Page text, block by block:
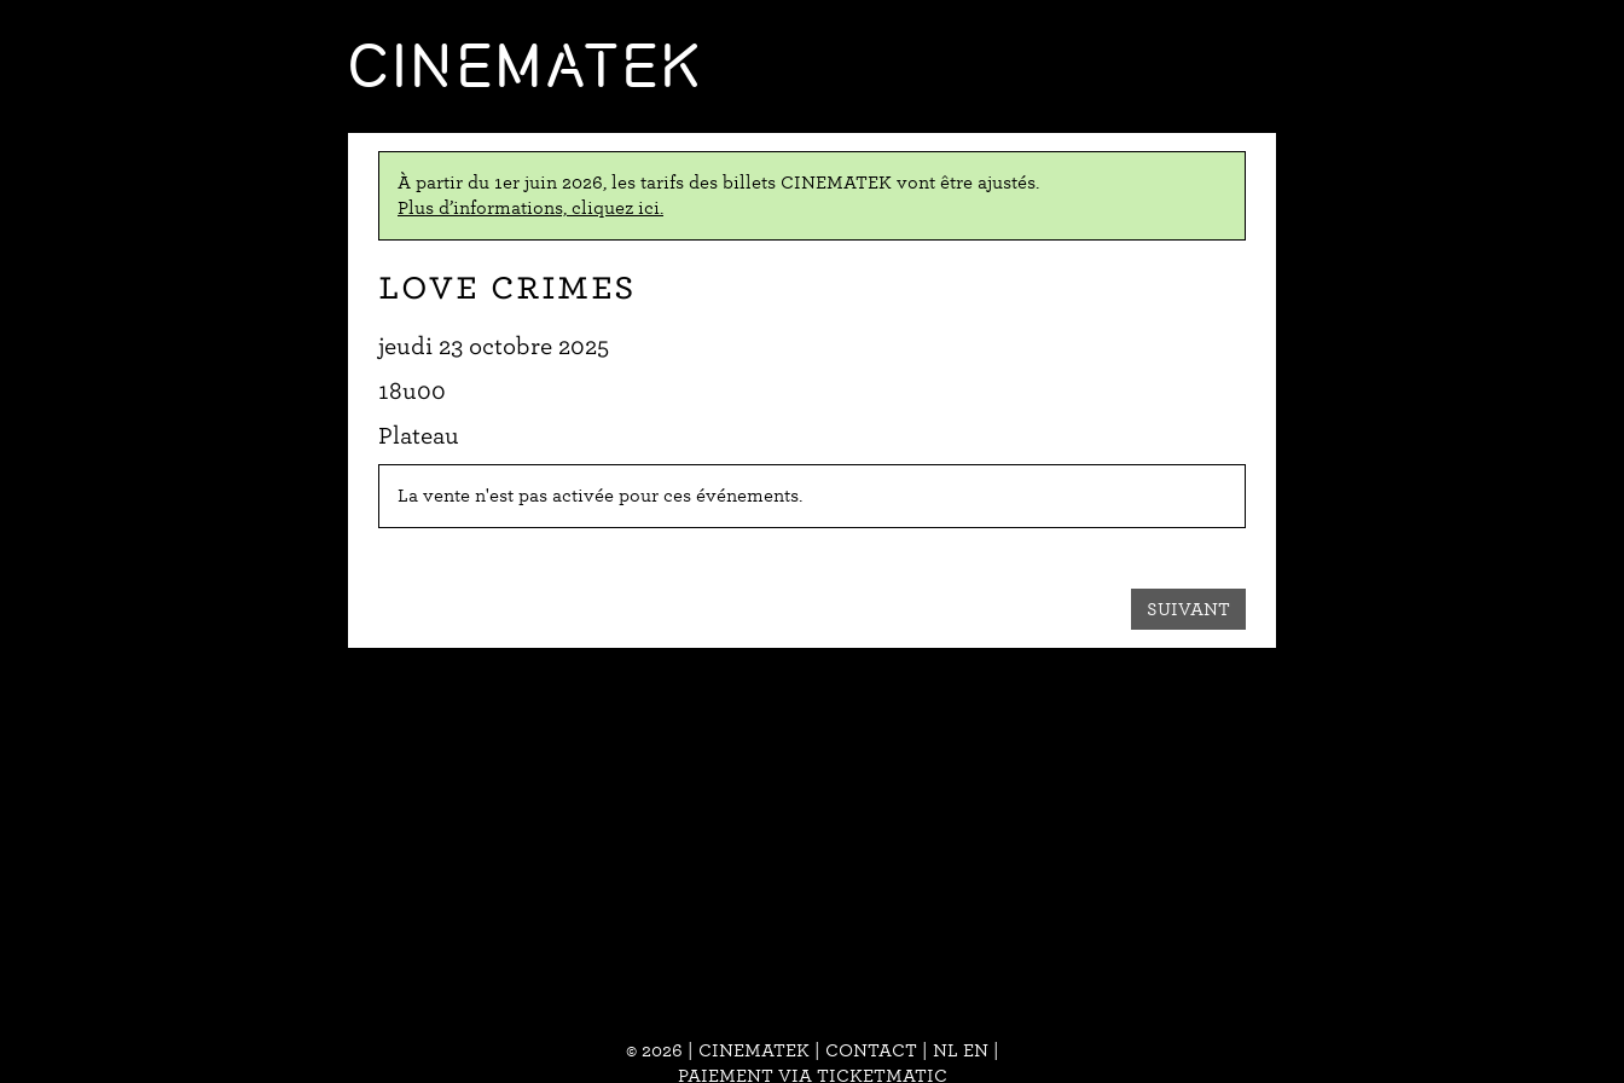
CINEMATEK
À partir du 1er juin 2026, les tarifs des billets CINEMATEK vont être ajustés.
Plus d’informations, cliquez ici.
Love Crimes
jeudi 23 octobre 2025
18u00
Plateau
La vente n'est pas activée pour ces événements.
SUIVANT
© 2026 | CINEMATEK | CONTACT| NL EN
PAIEMENT VIA TICKETMATIC